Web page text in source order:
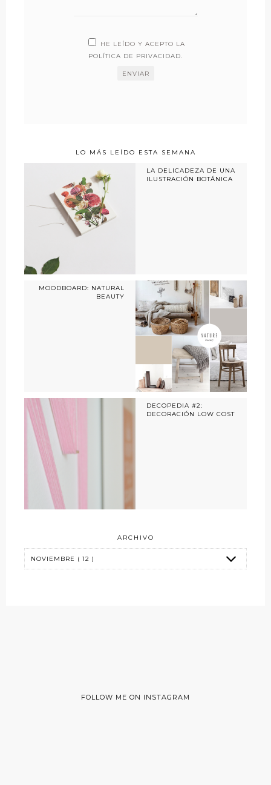
HE LEÍDO Y ACEPTO LA
POLÍTICA DE PRIVACIDAD.
LO MÁS LEÍDO ESTA SEMANA
LA DELICADEZA DE UNA
ILUSTRACIÓN BOTÁNICA
MOODBOARD: NATURAL
BEAUTY
DECOPEDIA #2:
DECORACIÓN LOW COST
ARCHIVO
FOLLOW ME ON INSTAGRAM